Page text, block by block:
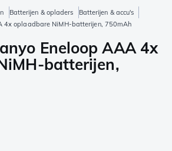
Batterijen & opladers
Batterijen & accu's
4x oplaadbare NiMH-batterijen, 750mAh
Eneloop AAA 4x
batterijen,